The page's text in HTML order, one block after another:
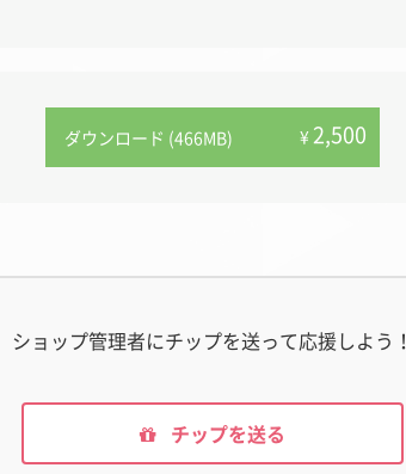
ダウンロード (466MB) ¥2,500
ショップ管理者にチップを送って応援しよう！
チップを送る